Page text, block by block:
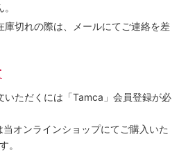
庫切れの際は、メールにてご連絡を差
いただくには「Tamca」会員登録が必
当オンラインショップにてご購⼊いた
。